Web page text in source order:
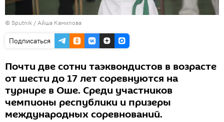
© Sputnik / Айша Камилова
Подписаться
Почти две сотни таэквондистов в возрасте
от шести до 17 лет соревнуются на
турнире в Оше. Среди участников
чемпионы республики и призеры
международных соревнований.